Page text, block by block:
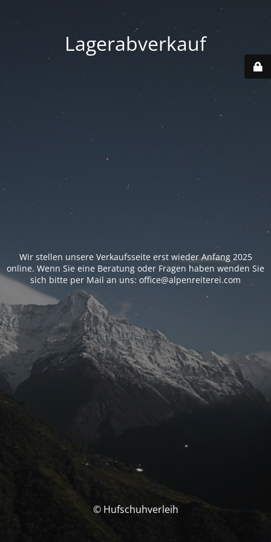
Lagerabverkauf
Wir stellen unsere Verkaufsseite erst wieder Anfang 2025
online. Wenn Sie eine Beratung oder Fragen haben wenden Sie
sich bitte per Mail an uns: office@alpenreiterei.com
© Hufschuhverleih